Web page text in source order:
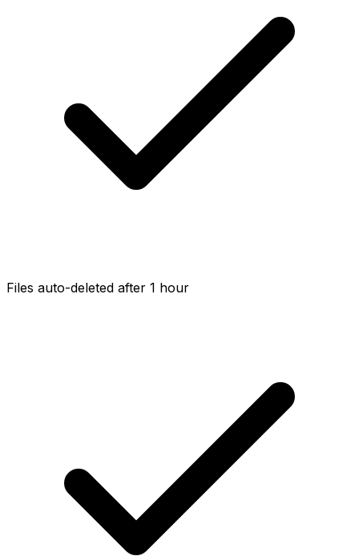
Files auto-deleted after 1 hour